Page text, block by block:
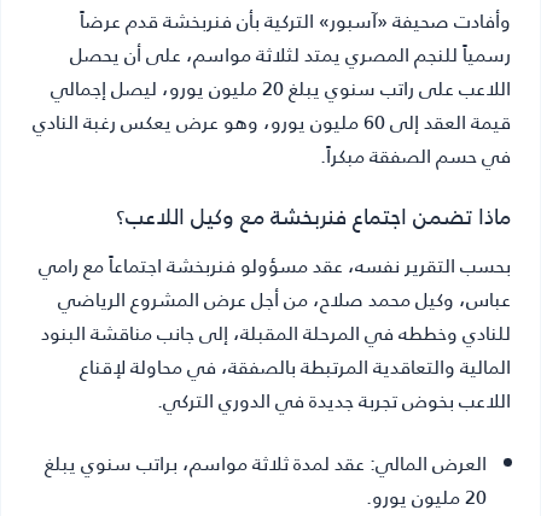
وأفادت صحيفة «آسبور» التركية بأن فنربخشة قدم عرضاً
رسمياً للنجم المصري يمتد لثلاثة مواسم، على أن يحصل
اللاعب على راتب سنوي يبلغ 20 مليون يورو، ليصل إجمالي
قيمة العقد إلى 60 مليون يورو، وهو عرض يعكس رغبة النادي
في حسم الصفقة مبكراً.
ماذا تضمن اجتماع فنربخشة مع وكيل اللاعب؟
بحسب التقرير نفسه، عقد مسؤولو فنربخشة اجتماعاً مع رامي
عباس، وكيل محمد صلاح، من أجل عرض المشروع الرياضي
للنادي وخططه في المرحلة المقبلة، إلى جانب مناقشة البنود
المالية والتعاقدية المرتبطة بالصفقة، في محاولة لإقناع
اللاعب بخوض تجربة جديدة في الدوري التركي.
العرض المالي:عقد لمدة ثلاثة مواسم، براتب سنوي يبلغ
20 مليون يورو.